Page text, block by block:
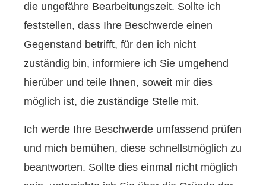
die ungefähre Bearbeitungszeit. Sollte ich
feststellen, dass Ihre Beschwerde einen
Gegenstand betrifft, für den ich nicht
zuständig bin, informiere ich Sie umgehend
hierüber und teile Ihnen, soweit mir dies
möglich ist, die zuständige Stelle mit.
Ich werde Ihre Beschwerde umfassend prüfen
und mich bemühen, diese schnellstmöglich zu
beantworten. Sollte dies einmal nicht möglich